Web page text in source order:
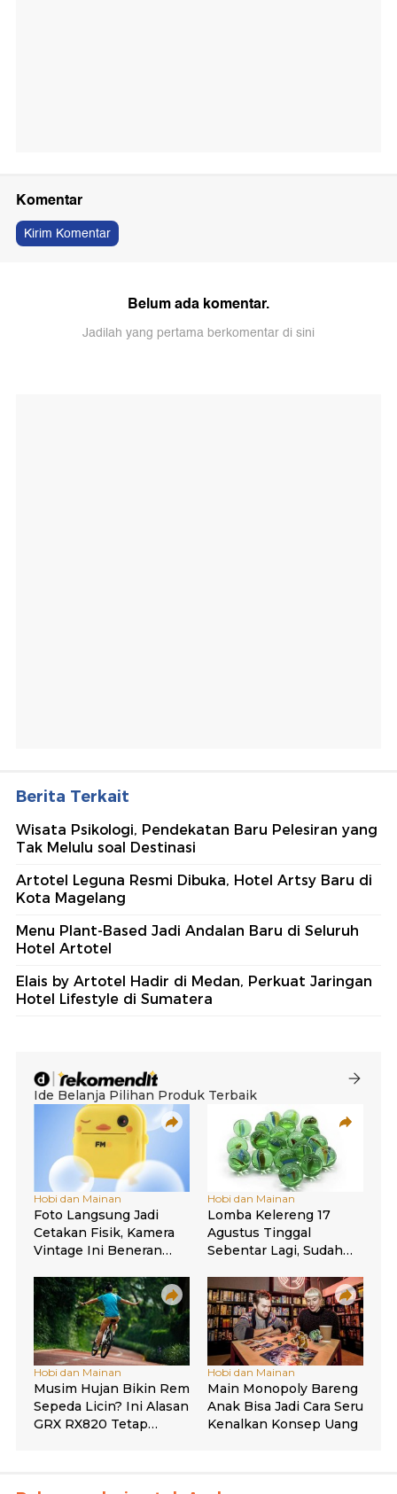
Komentar
Kirim Komentar
Belum ada komentar.
Jadilah yang pertama berkomentar di sini
Berita Terkait
Wisata Psikologi, Pendekatan Baru Pelesiran yang
Tak Melulu soal Destinasi
Artotel Leguna Resmi Dibuka, Hotel Artsy Baru di
Kota Magelang
Menu Plant-Based Jadi Andalan Baru di Seluruh
Hotel Artotel
Elais by Artotel Hadir di Medan, Perkuat Jaringan
Hotel Lifestyle di Sumatera